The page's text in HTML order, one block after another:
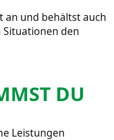
an und behältst auch
den
DU
Leistungen